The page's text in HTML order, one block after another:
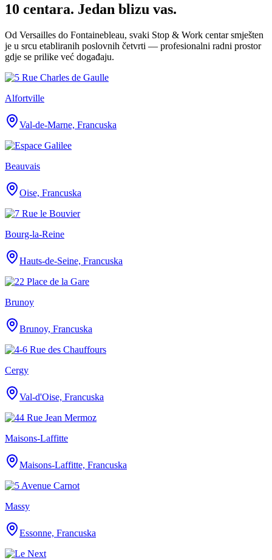
10 centara. Jedan blizu vas.
Od Versailles do Fontainebleau, svaki Stop & Work centar smješten
je u srcu etabliranih poslovnih četvrti — profesionalni radni prostor
gdje se prilike već događaju.
Alfortville
Val-de-Marne, Francuska
Beauvais
Oise, Francuska
Bourg-la-Reine
Hauts-de-Seine, Francuska
Brunoy
Brunoy, Francuska
Cergy
Val-d'Oise, Francuska
Maisons-Laffitte
Maisons-Laffitte, Francuska
Massy
Essonne, Francuska